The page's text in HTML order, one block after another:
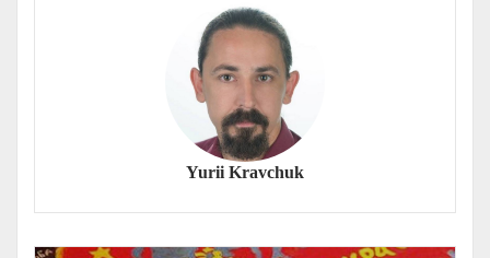
Yurii Kravchuk